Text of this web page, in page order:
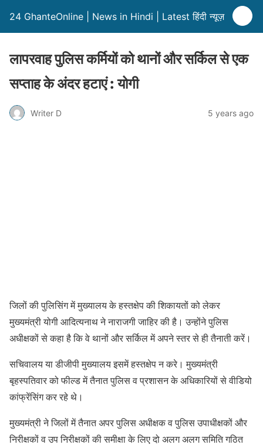
24 GhanteOnline | News in Hindi | Latest हिंदी न्यूज़
लापरवाह पुलिस कर्मियों को थानों और सर्किल से एक
सप्ताह के अंदर हटाएं : योगी
Writer D 5 years ago
जिलों की पुलिसिंग में मुख्यालय के हस्तक्षेप की शिकायतों को लेकर
मुख्यमंत्री योगी आदित्यनाथ ने नाराजगी जाहिर की है। उन्होंने पुलिस
अधीक्षकों से कहा है कि वे थानों और सर्किल में अपने स्तर से ही तैनाती करें।
सचिवालय या डीजीपी मुख्यालय इसमें हस्तक्षेप न करे। मुख्यमंत्री
बृहस्पतिवार को फील्ड में तैनात पुलिस व प्रशासन के अधिकारियों से वीडियो
कांफ्रेंसिंग कर रहे थे।
मुख्यमंत्री ने जिलों में तैनात अपर पुलिस अधीक्षक व पुलिस उपाधीक्षकों और
निरीक्षकों व उप निरीक्षकों की समीक्षा के लिए दो अलग अलग समिति गठित